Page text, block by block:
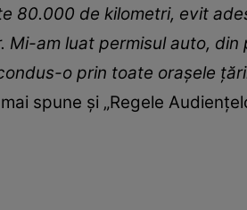
80.000 de kilometri, evit
Mi-am luat permisul auto,
o prin toate orașele
spune și „Regele